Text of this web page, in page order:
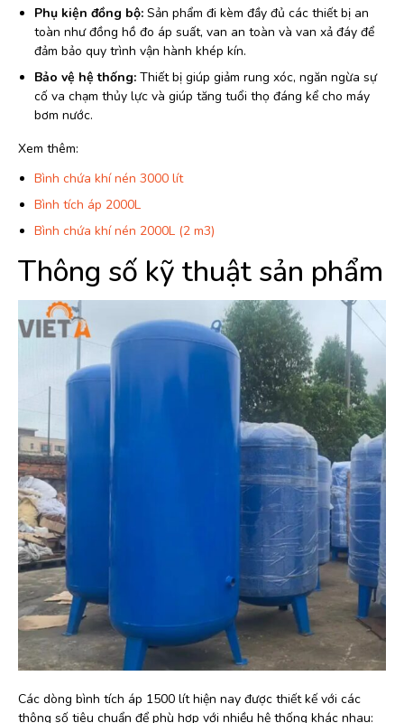
Phụ kiện đồng bộ: Sản phẩm đi kèm đầy đủ các thiết bị an
toàn như đồng hồ đo áp suất, van an toàn và van xả đáy để
đảm bảo quy trình vận hành khép kín.
Bảo vệ hệ thống: Thiết bị giúp giảm rung xóc, ngăn ngừa sự
cố va chạm thủy lực và giúp tăng tuổi thọ đáng kể cho máy
bơm nước.
Xem thêm:
Bình chứa khí nén 3000 lít
Bình tích áp 2000L
Bình chứa khí nén 2000L (2 m3)
Thông số kỹ thuật sản phẩm
Các dòng bình tích áp 1500 lít hiện nay được thiết kế với các
thông số tiêu chuẩn để phù hợp với nhiều hệ thống khác nhau: